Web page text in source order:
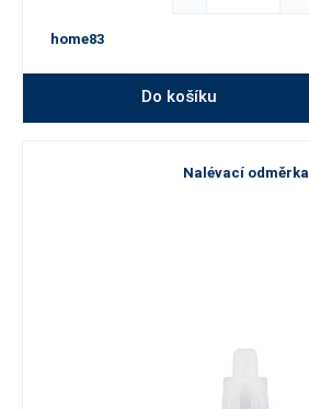
home83
Do košíku
Nalévací odměrka